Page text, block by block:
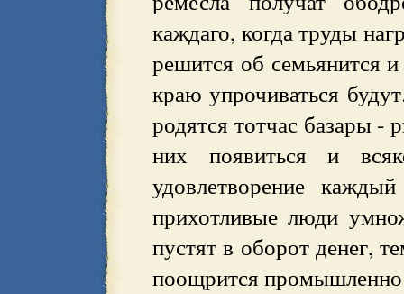
каждаго, когда труды
решится об семьянится
краю упрочиваться
родятся тотчас базары -
них появиться и
удовлетворение
прихотливые люди
пустят в оборот денег,
поощрится